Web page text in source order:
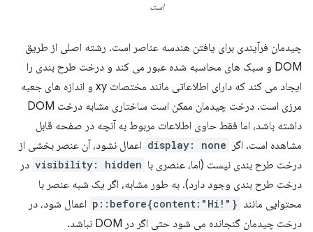
است
چیدمان فرآیندی برای یافتن هندسه عناصر است. رشته اصلی از طریق
DOM و سبک های محاسبه شده عبور می کند و درخت طرح بندی را
ایجاد می کند که دارای اطلاعاتی مانند مختصات xy و اندازه های جعبه
مرزی است. درخت چیدمان ممکن است ساختاری مشابه درخت DOM
داشته باشد، اما فقط حاوی اطلاعات مربوط به آنچه در صفحه قابل
مشاهده است. اگر
display: none اعمال نشود، آن عنصر بخشی از
درخت طرح بندی نیست (اما، عنصری با visibility: hidden در
درخت طرح بندی وجود دارد). به طور مشابه، اگر یک شبه عنصر با
محتوایی مانند p::before{content:"Hi!"} اعمال شود، در
درخت چیدمان گنجانده می شود حتی اگر در DOM نباشد.